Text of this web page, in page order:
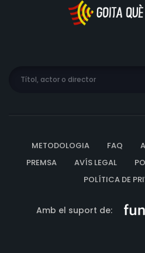
METODOLOGIA FAQ
PREMSA
AVÍS LEGAL
POLÍTICA DE
Amb el suport de: